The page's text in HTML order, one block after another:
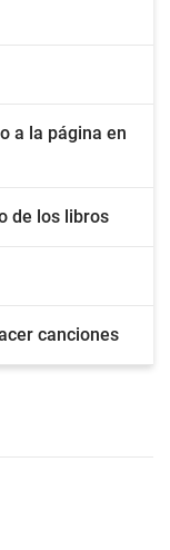
a la página en
de los libros
canciones